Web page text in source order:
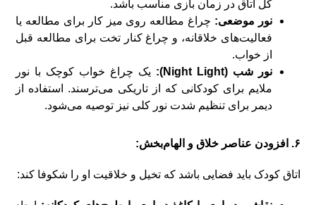
کل اتاق در زمان بازی مناسب باشد.
نور موضعی: چراغ مطالعه روی میز کار برای مطالعه یا
فعالیت‌های خلاقانه، و چراغ کنار تخت برای مطالعه قبل
از خواب.
نور شب (Night Light):
یک چراغ خواب کوچک با نور
ملایم برای کودکانی که از تاریکی می‌ترسند. استفاده از
دیمر برای تنظیم شدت نور کلی نیز توصیه می‌شود.
۶. افزودن عناصر خلاق و الهام‌بخش:
اتاق کودک باید فضایی باشد که تخیل و خلاقیت او را شکوفا کند: